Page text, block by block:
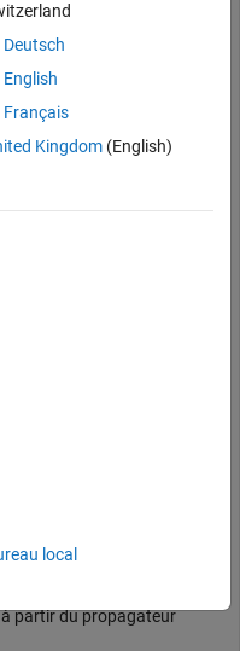
propagateur d'état
et créez un objet
modèle cinématique de
d'état en fonction des
=
partir du propagateur
Deutsch
English
Français
Kingdom(English)
local